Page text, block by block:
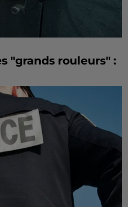
"grands rouleurs" :